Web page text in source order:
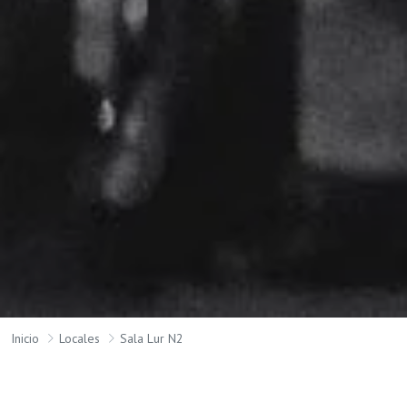
Inicio Locales Sala Lur N2